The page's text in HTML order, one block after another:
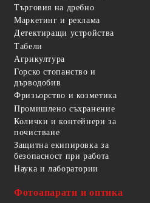
Търговия на дребно
Маркетинг и реклама
Детектиращи устройства
Табели
Агрикултура
Горско стопанство и
дърводобив
Фризьорство и козметика
Промишлено съхранение
Колички и контейнери за
почистване
Защитна екипировка за
безопасност при работа
Наука и лаборатории
Фотоапарати и оптика